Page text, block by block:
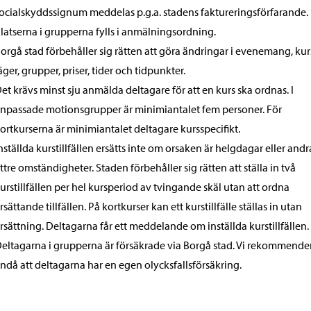
meddelas p.g.a. stadens faktureringsförfarande.
i grupperna fylls i anmälningsordning.
stad förbehåller sig rätten att göra ändringar i evenemang,
grupper, priser, tider och tidpunkter.
krävs minst sju anmälda deltagare för att en kurs ska ordnas. I
motionsgrupper är minimiantalet fem personer. För
är minimiantalet deltagare kursspecifikt.
kurstillfällen ersätts inte om orsaken är helgdagar eller
omständigheter. Staden förbehåller sig rätten att ställa in två
per hel kursperiod av tvingande skäl utan att ordna
tillfällen. På kortkurser kan ett kurstillfälle ställas in utan
Deltagarna får ett meddelande om inställda kurstillfällen.
i grupperna är försäkrade via Borgå stad. Vi
att deltagarna har en egen olycksfallsförsäkring.